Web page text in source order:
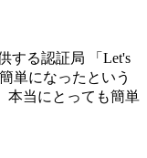
する認証局 「Let's
単になったという
本当にとっても簡単